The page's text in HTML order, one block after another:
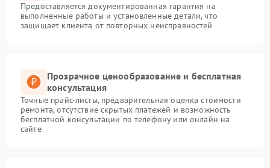
Предоставляется документированная гарантия на
выполненные работы и установленные детали, что
защищает клиента от повторных неисправностей
Прозрачное ценообразование и бесплатная
консультация
Точные прайс-листы, предварительная оценка стоимости
ремонта, отсутствие скрытых платежей и возможность
бесплатной консультации по телефону или онлайн на
сайте